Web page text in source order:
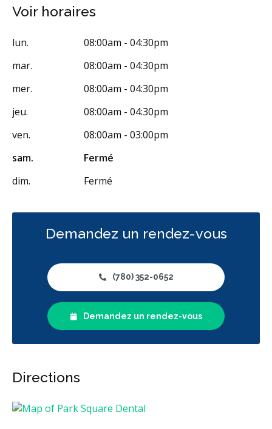
Incrustations
Services esthétiques
Diagnostique
Urgences
Endodontie
Chirurgie buccale Orthodontie
Hygiène préventive et nettoyages
Réparateur
Facturation Directe
RCSD (Régime canadien de soins dentaires)
Voir horaires
lun.
08:00am - 04:30pm
mar.
08:00am - 04:30pm
mer.
08:00am - 04:30pm
jeu.
08:00am - 04:30pm
ven.
08:00am - 03:00pm
sam.
Fermé
dim.
Fermé
Demandez un rendez-vous
(780) 352-0652
Demandez un rendez-vous
Directions